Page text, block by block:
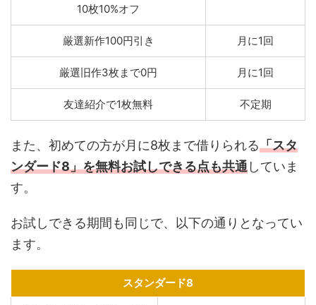
10枚10%オフ
厳選新作100円引き 月に1回
厳選旧作3枚まで0円 月に1回
友達紹介で1枚無料 不定期
また、初めての方が月に8枚まで借りられる「スタ
ンダード8」を無料お試しできる点も共通していま
す。
お試しできる期間も同じで、以下の通りとなってい
ます。
スタンダード8